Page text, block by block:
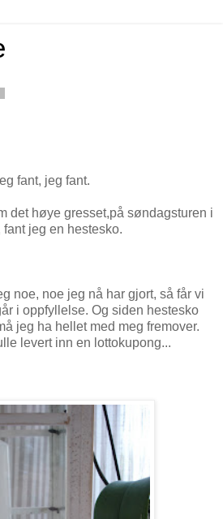
fant, jeg fant.
det høye gresset,på søndagsturen i
fant jeg en hestesko.
noe, noe jeg nå har gjort, så får vi
i oppfyllelse. Og siden hestesko
jeg ha hellet med meg fremover.
levert inn en lottokupong...